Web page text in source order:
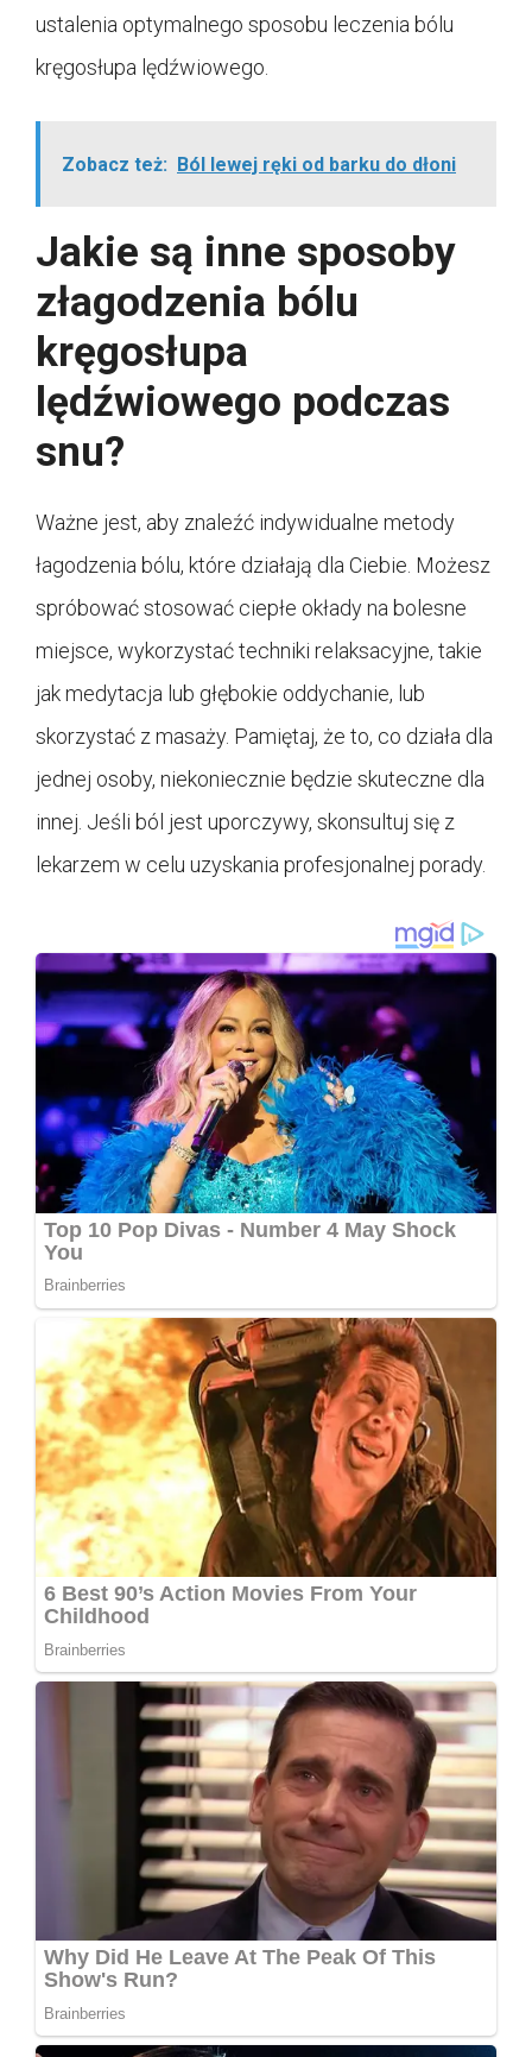
ustalenia optymalnego sposobu leczenia bólu
kręgosłupa lędźwiowego.
Zobacz też: Ból lewej ręki od barku do dłoni
Jakie są inne sposoby
złagodzenia bólu
kręgosłupa
lędźwiowego podczas
snu?
Ważne jest, aby znaleźć indywidualne metody
łagodzenia bólu, które działają dla Ciebie. Możesz
spróbować stosować ciepłe okłady na bolesne
miejsce, wykorzystać techniki relaksacyjne, takie
jak medytacja lub głębokie oddychanie, lub
skorzystać z masaży. Pamiętaj, że to, co działa dla
jednej osoby, niekoniecznie będzie skuteczne dla
innej. Jeśli ból jest uporczywy, skonsultuj się z
lekarzem w celu uzyskania profesjonalnej porady.